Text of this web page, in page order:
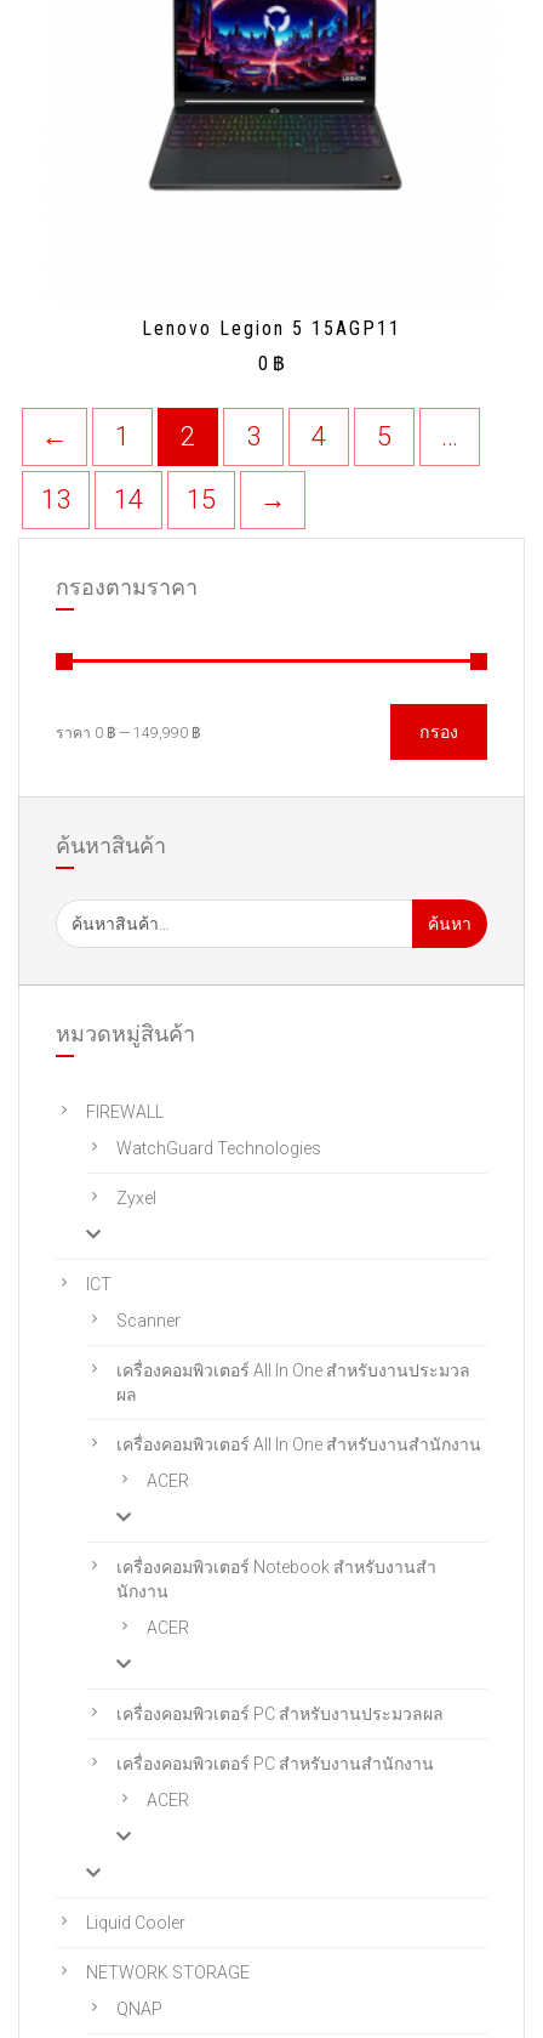
Lenovo Legion 5 15AGP11
0 ฿
← 1 2 3 4 5 …
13 14 15 →
กรองตามราคา
กรอง
ราคา 0 ฿ — 149,990 ฿
ค้นหาสินค้า
ค้นหา
หมวดหมู่สินค้า
FIREWALL
WatchGuard Technologies
Zyxel
ICT
Scanner
เครื่องคอมพิวเตอร์ All In One สําหรับงานประมวล
ผล
เครื่องคอมพิวเตอร์ All In One สําหรับงานสํานักงาน
ACER
เครื่องคอมพิวเตอร์ Notebook สําหรับงานสํา
นักงาน
ACER
เครื่องคอมพิวเตอร์ PC สำหรับงานประมวลผล
เครื่องคอมพิวเตอร์ PC สําหรับงานสํานักงาน
ACER
Liquid Cooler
NETWORK STORAGE
QNAP